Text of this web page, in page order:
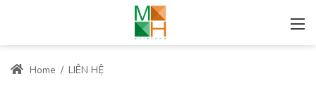
Home / LIÊN HỆ